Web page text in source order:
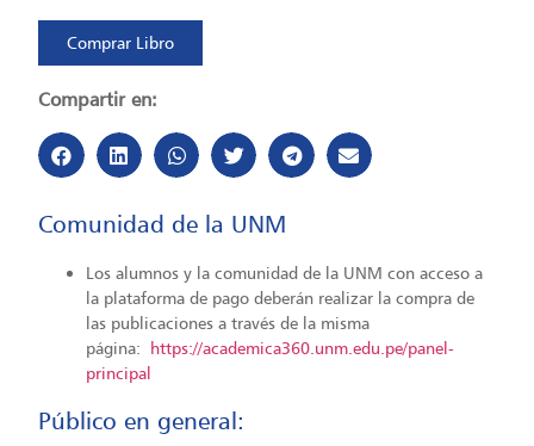
Comprar Libro
Compartir en:
Comunidad de la UNM
Los alumnos y la comunidad de la UNM con acceso a
la plataforma de pago deberán realizar la compra de
las publicaciones a través de la misma
página: https://academica360.unm.edu.pe/panel-
principal
Público en general: